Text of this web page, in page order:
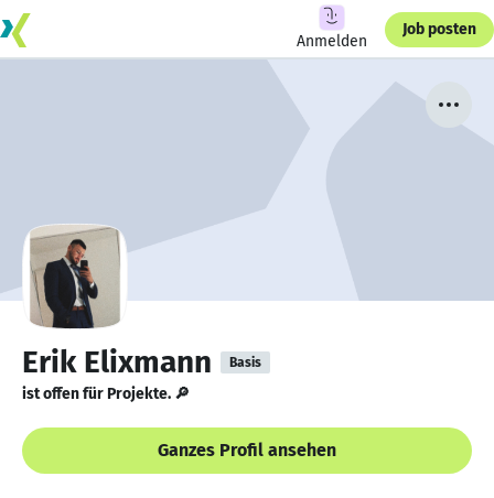
Anmelden
Job posten
Erik Elixmann Basis
ist offen für Projekte. 🔎
Ganzes Profil ansehen